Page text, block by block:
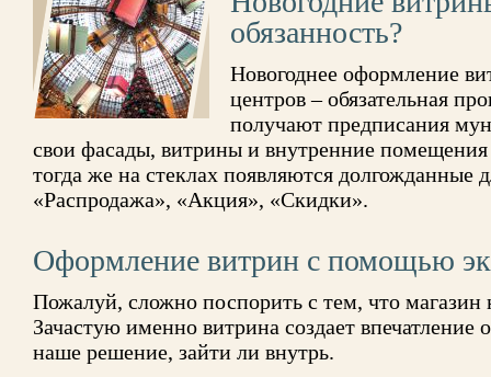
обязанность?
Новогоднее оформление
центров – обязательная
получают предписания
свои фасады, витрины и внутренние помещения
тогда же на стеклах появляются долгожданные
«Распродажа», «Акция», «Скидки».
Оформление витрин с помощью
Пожалуй, сложно поспорить с тем, что магазин
Зачастую именно витрина создает впечатление
наше решение, зайти ли внутрь.